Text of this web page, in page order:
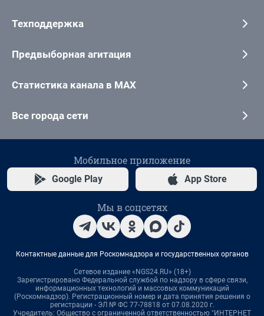
Техподдержка
Предвыборная агитация
Статистика канала в MAX
Все города сети
Мобильное приложение
Google Play App Store
Мы в соцсетях
Контактные данные для Роскомнадзора и государственных органов
Сетевое издание «NGS24.RU» (18+)
Зарегистрировано Федеральной службой по надзору в сфере связи,
информационных технологий и массовых коммуникаций
(Роскомнадзор). Регистрационный номер и дата принятия решения о
регистрации - ЭЛ № ФС 77-78818 от 07.08.2020 г.
Учредитель: Общество с ограниченной ответственностью "ИНТЕРНЕТ